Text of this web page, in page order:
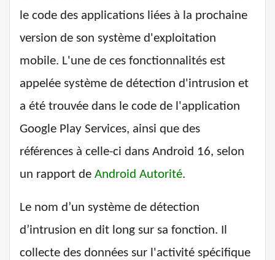
le code des applications liées à la prochaine
version de son système d'exploitation
mobile. L'une de ces fonctionnalités est
appelée système de détection d'intrusion et
a été trouvée dans le code de l'application
Google Play Services, ainsi que des
références à celle-ci dans Android 16, selon
un rapport de Android Autorité.
Le nom d’un système de détection
d’intrusion en dit long sur sa fonction. Il
collecte des données sur l'activité spécifique